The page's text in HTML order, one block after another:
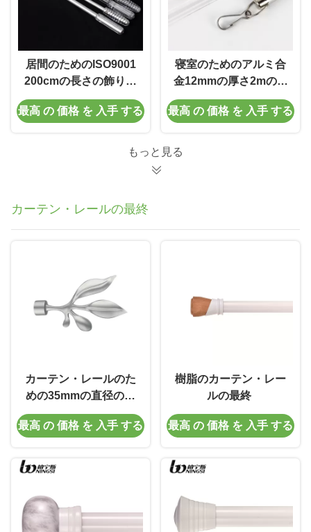
居間のためのISO9001
200cmの長さの飾り布
の細い棒そしてバトン
最高 の 価格 を 入手 する
寝室のためのアルミ合
金12mmの厚さ2mの長
さのカーテンの引き棒
最高 の 価格 を 入手 する
もっと見る
カーテン・レールの最終
カーテン・レールのた
めの35mmの直径のガ
ラスFinials
最高 の 価格 を 入手 する
樹脂のカーテン・レー
ルの最終
最高 の 価格 を 入手 する